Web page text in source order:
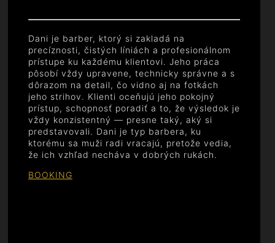
Dani je barber, ktorý si zakladá na
precíznosti, čistých líniách a profesionálnom
prístupe ku každému klientovi. Jeho práca
pôsobí vždy upravene, technicky správne a s
dôrazom na detail, čo vidno aj na fotkách
jeho strihov. Klienti oceňujú jeho pokojný
prístup, schopnosť poradiť a to, že výsledok je
vždy konzistentný — presne taký, aký si
predstavovali. Dani je typ barbera, ku
ktorému sa muži radi vracajú, pretože vedia,
že ich vzhľad necháva v dobrých rukách.
BOOKING